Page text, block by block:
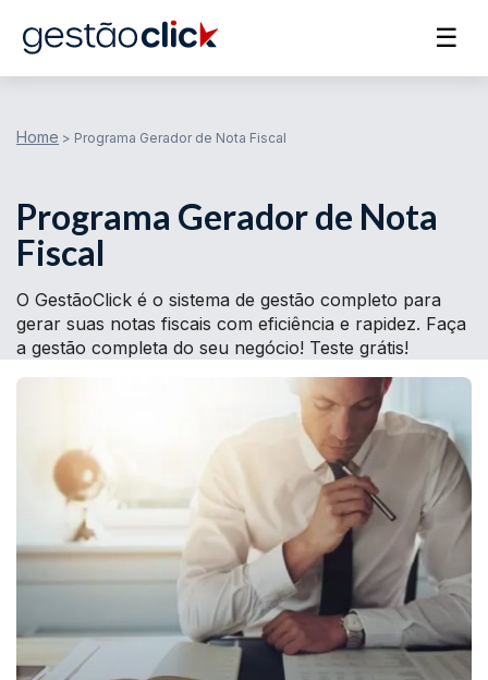
☰
Home > Programa Gerador de Nota Fiscal
Programa Gerador de Nota
Fiscal
O GestãoClick é o sistema de gestão completo para
gerar suas notas fiscais com eficiência e rapidez. Faça
a gestão completa do seu negócio! Teste grátis!